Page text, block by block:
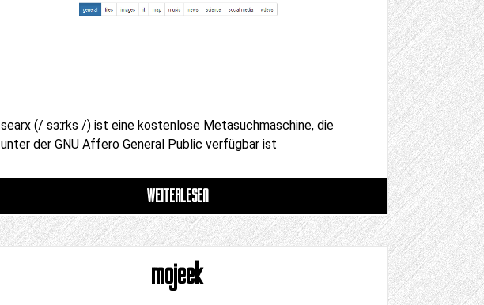
searx (/ sɜːrks /) ist eine kostenlose Metasuchmaschine, die
unter der GNU Affero General Public verfügbar ist
WEITERLESEN
mojeek